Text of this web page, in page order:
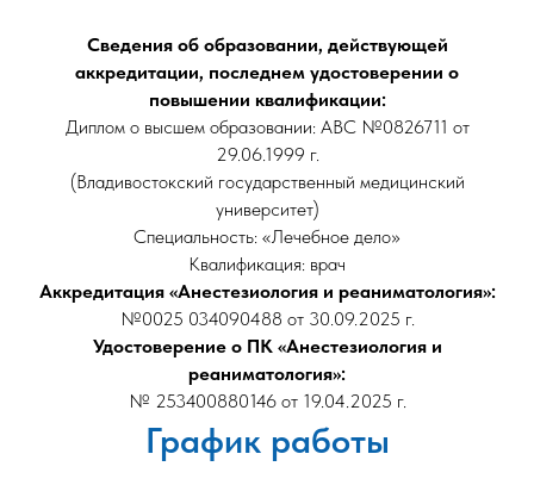
Сведения об образовании, действующей
аккредитации, последнем удостоверении о
повышении квалификации:
Диплом о высшем образовании: АВС №0826711 от
29.06.1999 г.
(Владивостокский государственный медицинский
университет)
Специальность: «Лечебное дело»
Квалификация: врач
Аккредитация «Анестезиология и реаниматология»:
№0025 034090488 от 30.09.2025 г.
Удостоверение о ПК «Анестезиология и
реаниматология»:
№ 253400880146 от 19.04.2025 г.
График работы